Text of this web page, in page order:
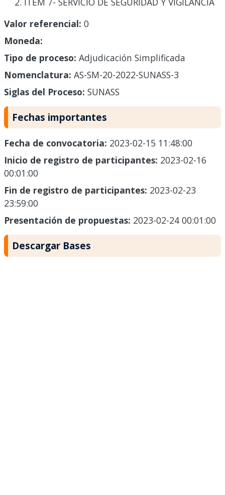
Valor referencial: 0
Moneda:
Tipo de proceso: Adjudicación Simplificada
Nomenclatura: AS-SM-20-2022-SUNASS-3
Siglas del Proceso: SUNASS
Fechas importantes
Fecha de convocatoria: 2023-02-15 11:48:00
Inicio de registro de participantes: 2023-02-16
00:01:00
Fin de registro de participantes: 2023-02-23
23:59:00
Presentación de propuestas: 2023-02-24 00:01:00
Descargar Bases